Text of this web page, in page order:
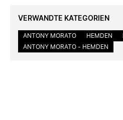
VERWANDTE KATEGORIEN
ANTONY MORATO HEMDEN
ANTONY MORATO - HEMDEN